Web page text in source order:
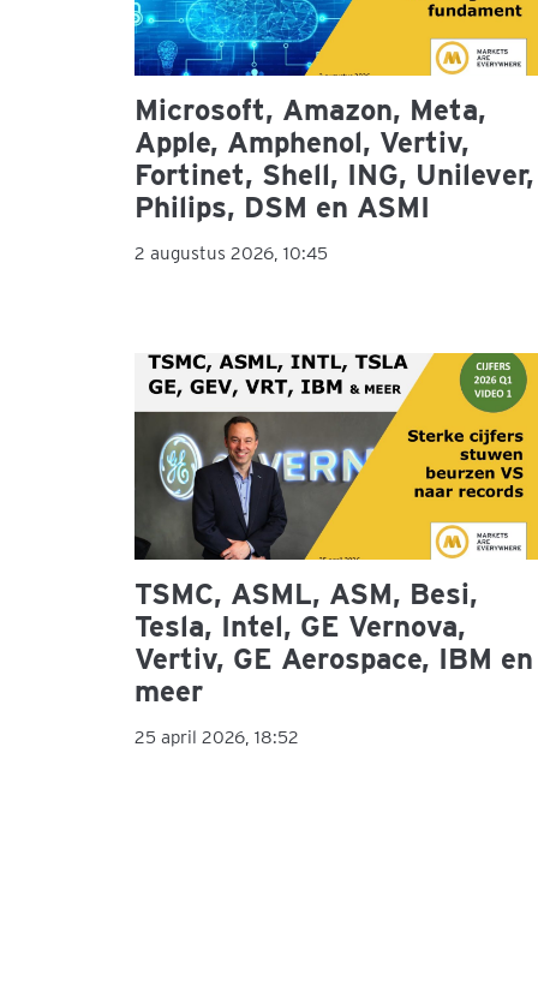
Microsoft, Amazon, Meta,
Apple, Amphenol, Vertiv,
Fortinet, Shell, ING, Unilever,
Philips, DSM en ASMI
2 augustus 2026, 10:45
TSMC, ASML, ASM, Besi,
Tesla, Intel, GE Vernova,
Vertiv, GE Aerospace, IBM en
meer
25 april 2026, 18:52